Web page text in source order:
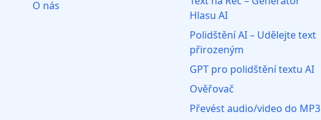
O nás
Hlasu AI
Polidštění AI – Udělejte text
přirozeným
GPT pro polidštění textu AI
Ověřovač
Převést audio/video do MP3